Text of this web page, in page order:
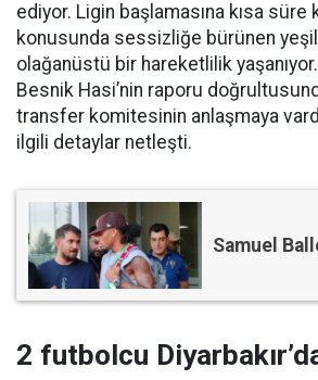
ediyor. Ligin başlamasına kısa
konusunda sessizliğe bürünen yeşil-
olağanüstü bir hareketlilik
Besnik Hasi’nin raporu
transfer komitesinin anlaşmaya
ilgili detaylar netleşti.
Samuel
2 futbolcu